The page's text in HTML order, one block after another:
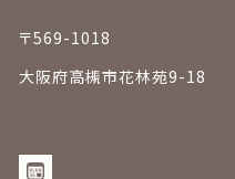
〒569-1018
大阪府高槻市花林苑9-18
© 2021 GRACE RONSARD